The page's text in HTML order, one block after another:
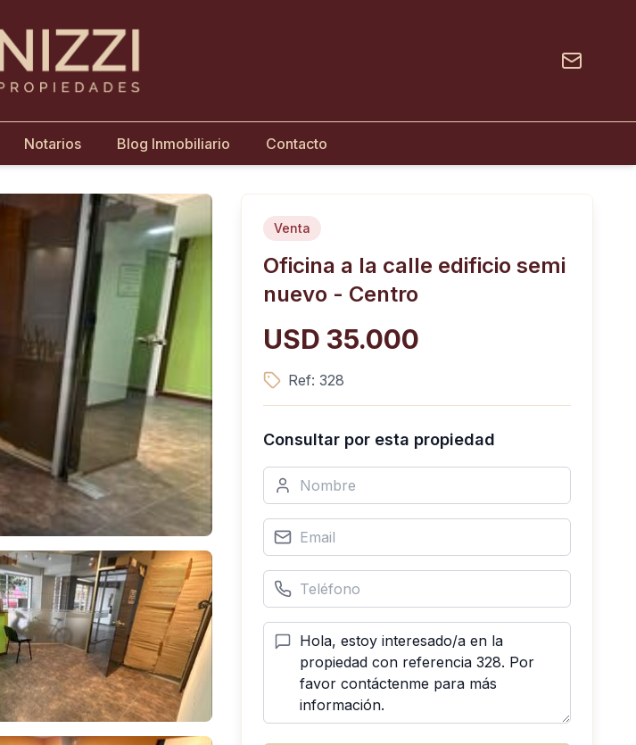
Notarios Blog Inmobiliario Contacto
Venta
Oficina a la calle edificio semi
nuevo - Centro
USD 35.000
Ref:328
Consultar por esta propiedad